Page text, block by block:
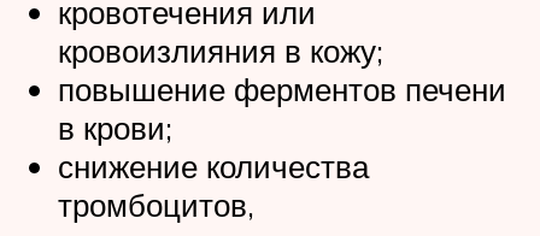
кровотечения или
кровоизлияния в кожу;
повышение ферментов печени
в крови;
снижение количества
тромбоцитов,